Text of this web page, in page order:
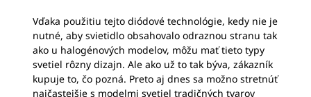
Vďaka použitiu tejto diódové technológie, kedy nie je
nutné, aby svietidlo obsahovalo odraznou stranu tak
ako u halogénových modelov, môžu mať tieto typy
svetiel rôzny dizajn. Ale ako už to tak býva, zákazník
kupuje to, čo pozná. Preto aj dnes sa možno stretnúť
najčastejšie s modelmi svetiel tradičných tvarov